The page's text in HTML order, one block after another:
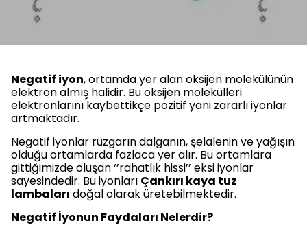
Negatif iyon, ortamda yer alan oksijen molekülünün
elektron almış halidir. Bu oksijen molekülleri
elektronlarını kaybettikçe pozitif yani zararlı iyonlar
artmaktadır.
Negatif iyonlar rüzgarın dalganın, şelalenin ve yağışın
olduğu ortamlarda fazlaca yer alır. Bu ortamlara
gittiğimizde oluşan ‘’rahatlık hissi’’ eksi iyonlar
sayesindedir. Bu iyonları Çankırı kaya tuz
lambaları doğal olarak üretebilmektedir.
Negatif İyonun Faydaları Nelerdir?